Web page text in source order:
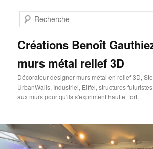
contenu
Créations Benoît
murs métal relief 3D
Décorateur designer murs métal en relief 3D,
UrbanWalls, Industriel, Eiffel, structures
aux murs pour qu'ils s'expriment haut et fort.